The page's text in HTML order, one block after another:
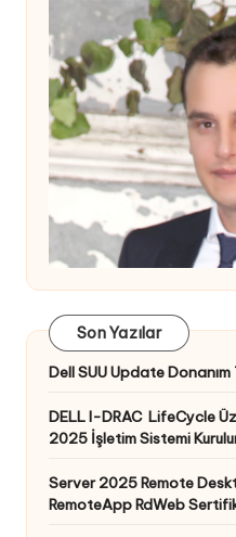
Son Yazılar
Dell SUU Update Donanım
DELL I-DRAC LifeCycle
2025 İşletim Sistemi
Server 2025 Remote
RemoteApp RdWeb